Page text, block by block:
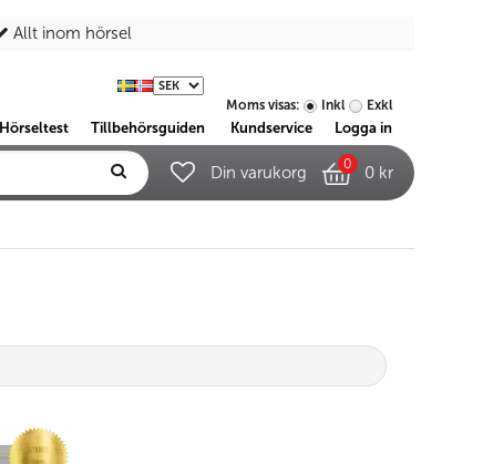
Allt inom hörsel
Moms visas: Inkl Exkl
Hörseltest Tillbehörsguiden Kundservice Logga in
Din varukorg 0 0 kr